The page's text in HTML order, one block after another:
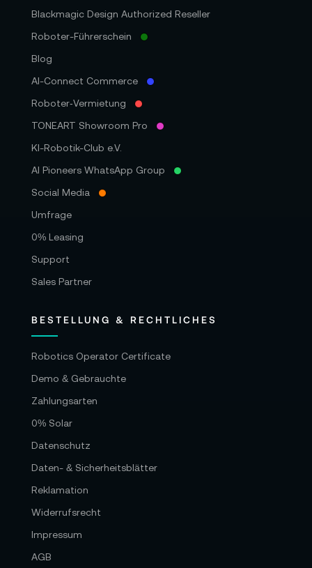
Blackmagic Design Authorized Reseller
Roboter-Führerschein
Blog
AI-Connect Commerce
Roboter‑Vermietung
TONEART Showroom Pro
KI-Robotik-Club e.V.
AI Pioneers WhatsApp Group
Social Media
Umfrage
0% Leasing
Support
Sales Partner
BESTELLUNG & RECHTLICHES
Robotics Operator Certificate
Demo & Gebrauchte
Zahlungsarten
0% Solar
Datenschutz
Daten- & Sicherheitsblätter
Reklamation
Widerrufsrecht
Impressum
AGB